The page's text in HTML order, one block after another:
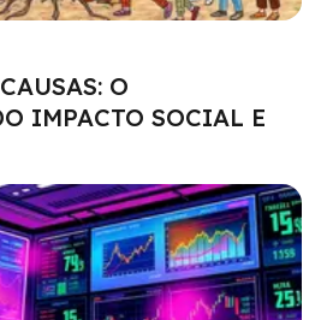
O
IMPACTO SOCIAL E